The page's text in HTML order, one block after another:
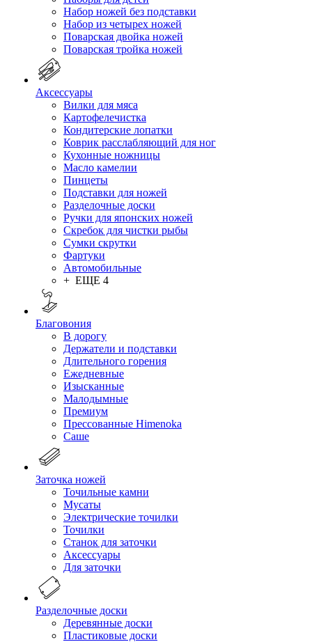
Набор ножей без подставки
Набор из четырех ножей
Поварская двойка ножей
Поварская тройка ножей
Аксессуары
Вилки для мяса
Картофелечистка
Кондитерские лопатки
Коврик расслабляющий для ног
Кухонные ножницы
Масло камелии
Пинцеты
Подставки для ножей
Разделочные доски
Ручки для японских ножей
Скребок для чистки рыбы
Сумки скрутки
Фартуки
Автомобильные
+ ЕЩЕ 4
Благовония
В дорогу
Держатели и подставки
Длительного горения
Ежедневные
Изысканные
Малодымные
Премиум
Прессованные Himenoka
Саше
Заточка ножей
Точильные камни
Мусаты
Электрические точилки
Точилки
Станок для заточки
Аксессуары
Для заточки
Разделочные доски
Деревянные доски
Пластиковые доски